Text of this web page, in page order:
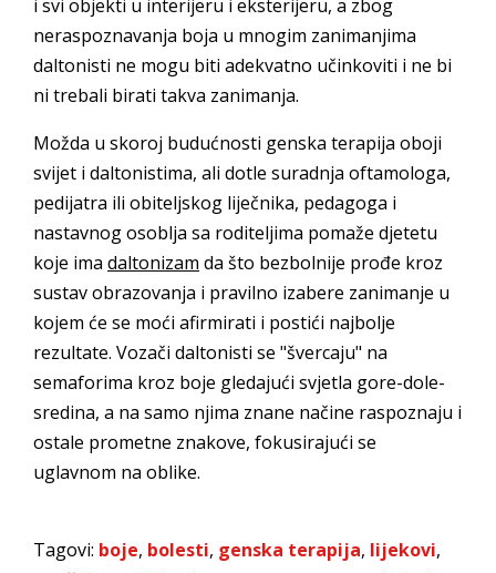
i svi objekti u interijeru i eksterijeru, a zbog
neraspoznavanja boja u mnogim zanimanjima
daltonisti ne mogu biti adekvatno učinkoviti i ne bi
ni trebali birati takva zanimanja.
Možda u skoroj budućnosti genska terapija oboji
svijet i daltonistima, ali dotle suradnja oftamologa,
pedijatra ili obiteljskog liječnika, pedagoga i
nastavnog osoblja sa roditeljima pomaže djetetu
koje ima daltonizam da što bezbolnije prođe kroz
sustav obrazovanja i pravilno izabere zanimanje u
kojem će se moći afirmirati i postići najbolje
rezultate. Vozači daltonisti se "švercaju" na
semaforima kroz boje gledajući svjetla gore-dole-
sredina, a na samo njima znane načine raspoznaju i
ostale prometne znakove, fokusirajući se
uglavnom na oblike.
Tagovi: boje, bolesti, genska terapija, lijekovi,